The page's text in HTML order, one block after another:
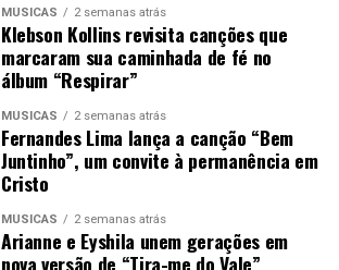
MÚSICAS 2 semanas atrás
Klebson Kollins revisita canções que
marcaram sua caminhada de fé no
álbum “Respirar”
MÚSICAS 2 semanas atrás
Fernandes Lima lança a canção “Bem
Juntinho”, um convite à permanência em
Cristo
MÚSICAS 2 semanas atrás
Arianne e Eyshila unem gerações em
nova versão de “Tira-me do Vale”